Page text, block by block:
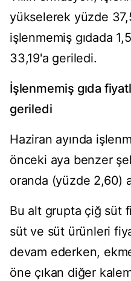
yükselerek yüzde
işlenmemiş gıdada
33,19'a geriledi.
İşlenmemiş gıda
geriledi
Haziran ayında
önceki aya benzer
oranda (yüzde 2,60)
Bu alt grupta çiğ süt
süt ve süt ürünleri
devam ederken,
öne çıkan diğer